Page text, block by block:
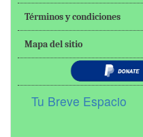
Términos y condiciones
Mapa del sitio
Tu Breve Espacio